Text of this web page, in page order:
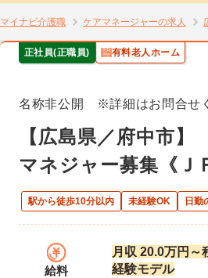
マイナビ介護職 ケアマネージャーの求人
正社員(正職員) 有料老人ホーム
名称非公開 ※詳細はお問合せ
【広島県／府中市
マネジャー募集《Ｊ
駅から徒歩10分以内 未経験OK 日勤
給料
月収 20.0万円～
経験モデル